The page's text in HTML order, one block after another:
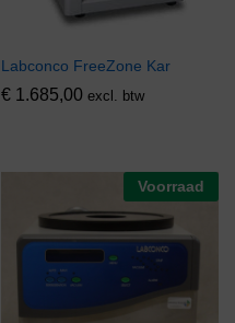
Labconco FreeZone Kar
€ 1.685,00 excl. btw
Voorraad